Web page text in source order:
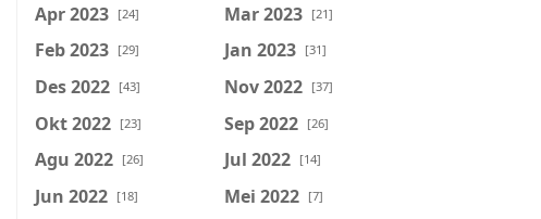
Apr 2023 [24] Mar 2023 [21]
Feb 2023 [29] Jan 2023 [31]
Des 2022 [43] Nov 2022 [37]
Okt 2022 [23] Sep 2022 [26]
Agu 2022 [26] Jul 2022 [14]
Jun 2022 [18] Mei 2022 [7]